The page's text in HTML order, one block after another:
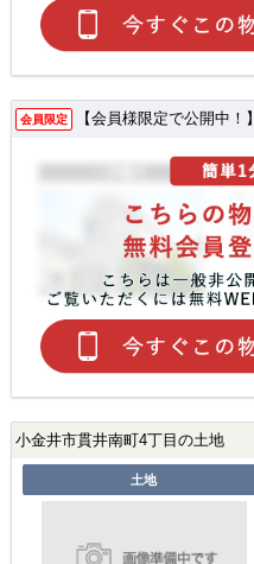
会員限定 【会員様限定で公開中！】
小金井市貫井南町4丁目の土地
土地